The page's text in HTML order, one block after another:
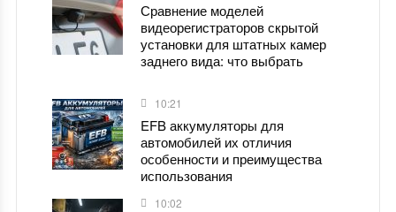
Сравнение моделей
видеорегистраторов скрытой
установки для штатных камер
заднего вида: что выбрать
10:21
EFB аккумуляторы для
автомобилей их отличия
особенности и преимущества
использования
10:02